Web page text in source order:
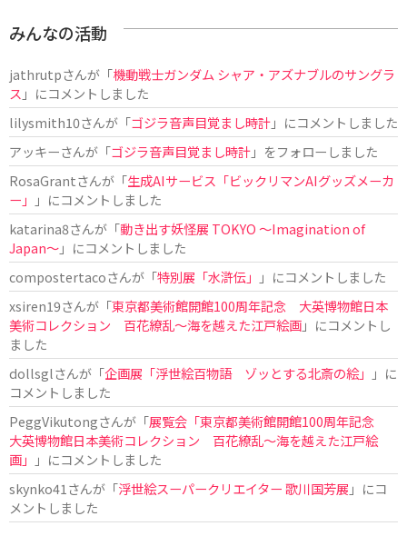
みんなの活動
jathrutpさんが「機動戦士ガンダム シャア・アズナブルのサングラ
ス 」にコメントしました
lilysmith10さんが「ゴジラ音声目覚まし時計」にコメントしました
アッキーさんが「ゴジラ音声目覚まし時計」をフォローしました
RosaGrantさんが「生成AIサービス「ビックリマンAIグッズメーカ
ー」
」にコメントしました
katarina8さんが「動き出す妖怪展 TOKYO 〜Imagination of
Japan〜」にコメントしました
compostertacoさんが「特別展「水滸伝」
」にコメントしました
xsiren19さんが「東京都美術館開館100周年記念 大英博物館日本
美術コレクション 百花繚乱～海を越えた江戸絵画」にコメントし
ました
dollsglさんが「企画展「浮世絵百物語 ゾッとする北斎の絵」
」に
コメントしました
PeggVikutongさんが「展覧会「東京都美術館開館100周年記念
大英博物館日本美術コレクション 百花繚乱〜海を越えた江戸絵
画」
」にコメントしました
skynko41 さんが「浮世絵スーパークリエイター 歌川国芳展 」にコ
メントしました